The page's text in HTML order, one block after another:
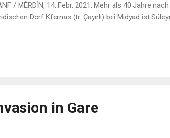
/ MÊRDÎN, 14. Febr. 2021. Mehr als 40 Jahre
Dorf Kfernas (tr. Çayırlı) bei Midyad ist
Dorfschützern konfrontiert, von denen er sich
in Gare